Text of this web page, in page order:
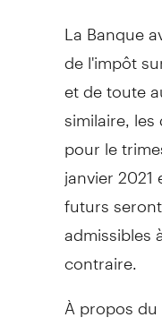
La Banque
del'impôt
et de toute
similaire,
pour le
janvier
futurs
admissibles
contraire.
À propos